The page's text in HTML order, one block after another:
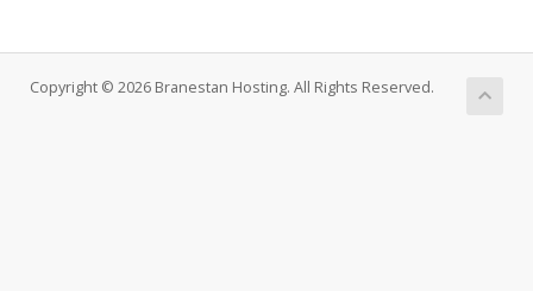
Copyright © 2026 Branestan Hosting. All Rights Reserved.